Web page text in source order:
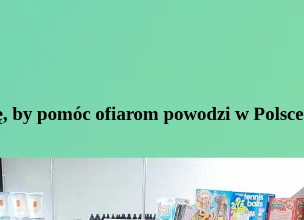
pomóc ofiarom powodzi w Polsce